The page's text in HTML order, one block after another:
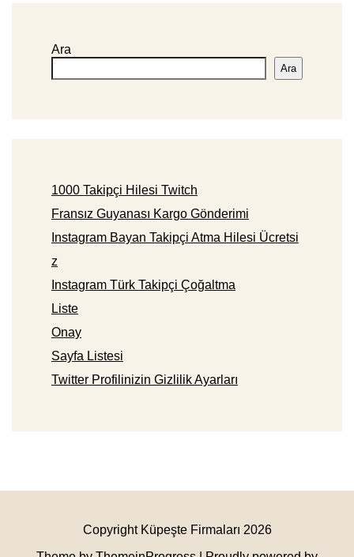
Ara
Ara
1000 Takipçi Hilesi Twitch
Fransız Guyanası Kargo Gönderimi
Instagram Bayan Takipçi Atma Hilesi Ücretsi
z
Instagram Türk Takipçi Çoğaltma
Liste
Onay
Sayfa Listesi
Twitter Profilinizin Gizlilik Ayarları
Copyright Küpeşte Firmaları 2026